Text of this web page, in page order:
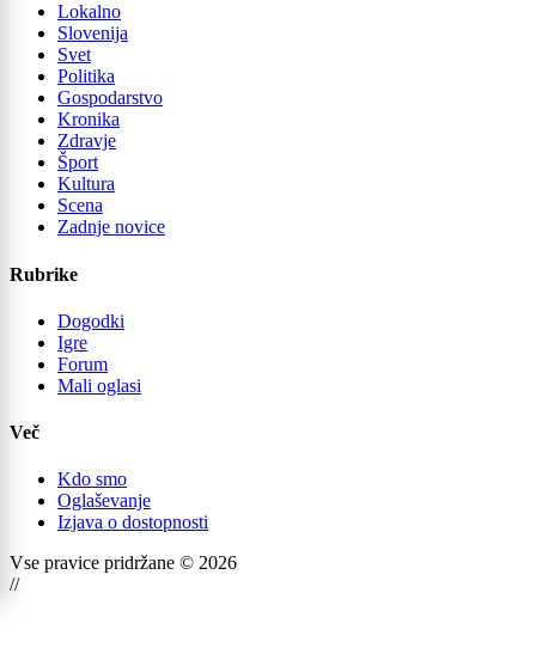
Lokalno
Slovenija
Svet
Politika
Gospodarstvo
Kronika
Zdravje
Šport
Kultura
Scena
Zadnje novice
Rubrike
Dogodki
Igre
Forum
Mali oglasi
Več
Kdo smo
Oglaševanje
Izjava o dostopnosti
Vse pravice pridržane © 2026
//